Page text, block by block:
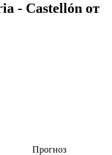
- Castellón от
Прогноз